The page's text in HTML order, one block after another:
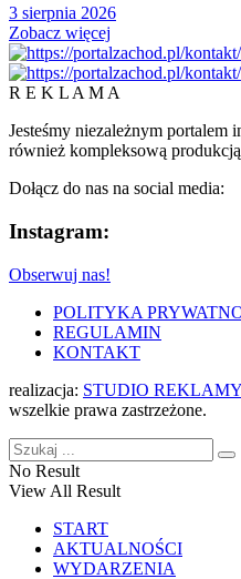
3 sierpnia 2026
Zobacz więcej
R E K L A M A
Jesteśmy niezależnym
również kompleksową
Dołącz do nas na social media:
Instagram:
Obserwuj nas!
POLITYKA
REGULAMIN
KONTAKT
realizacja: STUDIO REKLAMY
wszelkie prawa zastrzeżone.
No Result
View All Result
START
AKTUALNOŚCI
WYDARZENIA